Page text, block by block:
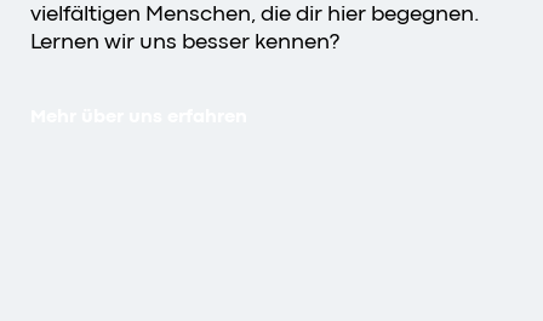
vielfältigen Menschen, die dir hier begegnen.
Lernen wir uns besser kennen?